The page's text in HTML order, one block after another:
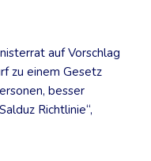
auf Vorschlag
zu einem Gesetz
besser
Richtlinie“,